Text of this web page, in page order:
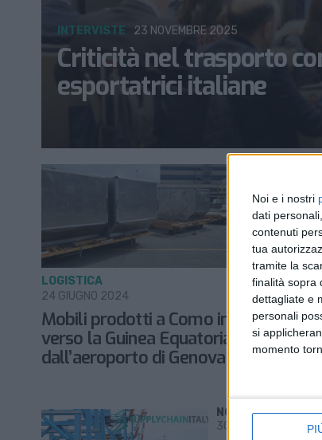
Noi e i nostri
dati
contenuti
tua
tramite la
finalità sopra
dettagliate e
personali
si
momento
Criticità nel trasporto
esportatrici italiane
INTERVISTE 23 NOVEMBRE 2025
Mobili prodotti a Como in volo
verso la Guinea Equatoriale
dall’aeroporto di Genova
LOGISTICA
24 GIUGNO 2024
Da
9
NOTIZIE E
30 MAGGIO 2022